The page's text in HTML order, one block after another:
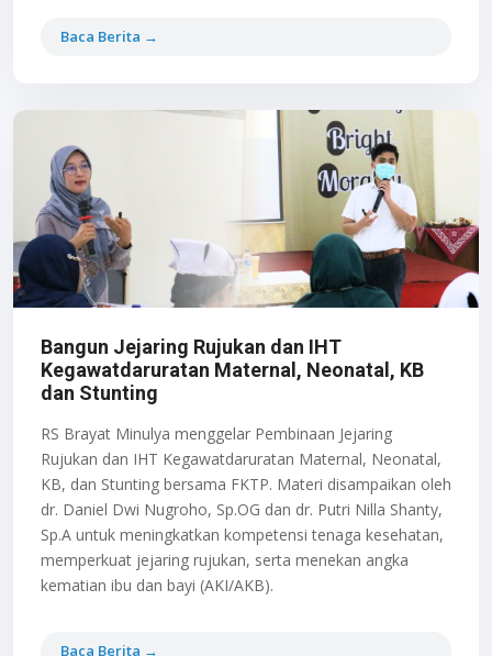
Baca Berita →
Bangun Jejaring Rujukan dan IHT
Kegawatdaruratan Maternal, Neonatal, KB
dan Stunting
RS Brayat Minulya menggelar Pembinaan Jejaring
Rujukan dan IHT Kegawatdaruratan Maternal, Neonatal,
KB, dan Stunting bersama FKTP. Materi disampaikan oleh
dr. Daniel Dwi Nugroho, Sp.OG dan dr. Putri Nilla Shanty,
Sp.A untuk meningkatkan kompetensi tenaga kesehatan,
memperkuat jejaring rujukan, serta menekan angka
kematian ibu dan bayi (AKI/AKB).
Baca Berita →